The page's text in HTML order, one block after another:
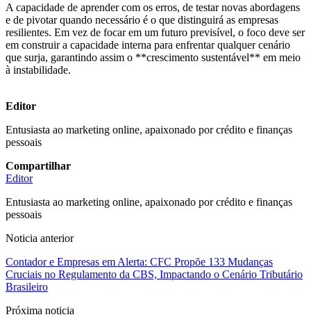
A capacidade de aprender com os erros, de testar novas abordagens
e de pivotar quando necessário é o que distinguirá as empresas
resilientes. Em vez de focar em um futuro previsível, o foco deve ser
em construir a capacidade interna para enfrentar qualquer cenário
que surja, garantindo assim o **crescimento sustentável** em meio
à instabilidade.
Editor
Entusiasta ao marketing online, apaixonado por crédito e finanças
pessoais
Compartilhar
Editor
Entusiasta ao marketing online, apaixonado por crédito e finanças
pessoais
Noticia anterior
Contador e Empresas em Alerta: CFC Propõe 133 Mudanças
Cruciais no Regulamento da CBS, Impactando o Cenário Tributário
Brasileiro
Próxima noticia